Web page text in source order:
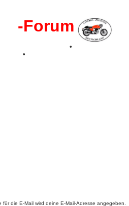
-Forum
•
•
die E-Mail wird deine E-Mail-Adresse angegeben.